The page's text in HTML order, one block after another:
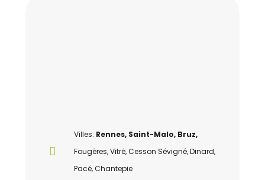
Villes: Rennes, Saint-Malo, Bruz,
Fougères, Vitré, Cesson Sévigné, Dinard,
Pacé, Chantepie